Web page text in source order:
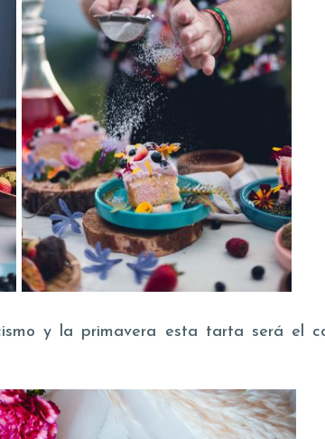
y la primavera esta tarta será el